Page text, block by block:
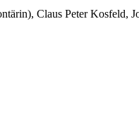
Claus Peter Kosfeld,